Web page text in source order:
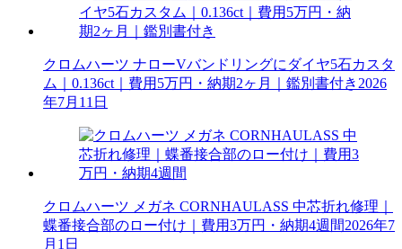
クロムハーツ ナローVバンドリングにダイヤ5石カスタ
ム｜0.136ct｜費用5万円・納期2ヶ月｜鑑別書付き 2026
年7月11日
クロムハーツ メガネ CORNHAULASS 中芯折れ修理｜
蝶番接合部のロー付け｜費用3万円・納期4週間2026年7
月1日